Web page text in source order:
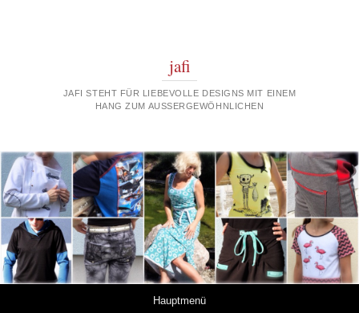
jafi
JAFI STEHT FÜR LIEBEVOLLE DESIGNS MIT EINEM
HANG ZUM AUSSERGEWÖHNLICHEN
Hauptmenü